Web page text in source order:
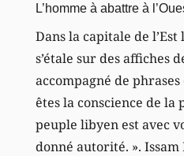
L’homme à abattre à
Dans la capitale de
s’étale sur des affiches
accompagné de phrases
êtes la conscience de la
peuple libyen est avec
donné autorité. ».